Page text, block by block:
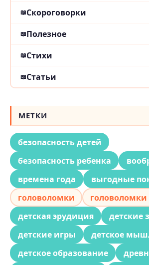
Скороговорки
Полезное
Стихи
Статьи
МЕТКИ
безопасность детей
безопасность ребенка
времена года
выгодные
головоломки
головоломки
детская эрудиция
детские
детские игры
детское
детское образование